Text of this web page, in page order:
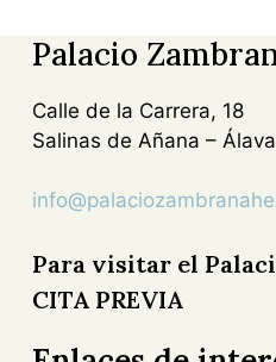
Palacio
Calle de la Carrera, 18
Salinas de Añana – Álava
Para visitar el
CITA PREVIA